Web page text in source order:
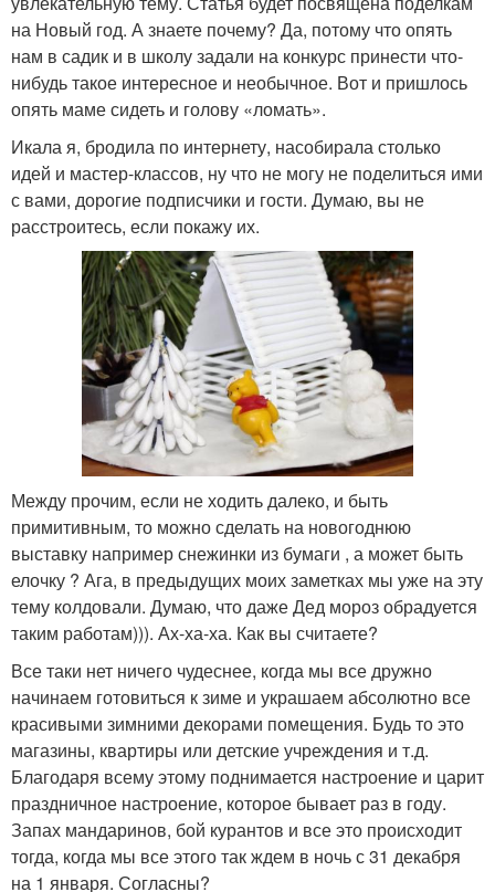
на Новый год. А знаете почему? Да, потому что опять
нам в садик и в школу задали на конкурс принести что-
нибудь такое интересное и необычное. Вот и пришлось
опять маме сидеть и голову «ломать».
Икала я, бродила по интернету, насобирала столько
идей и мастер-классов, ну что не могу не поделиться ими
с вами, дорогие подписчики и гости. Думаю, вы не
расстроитесь, если покажу их.
Между прочим, если не ходить далеко, и быть
примитивным, то можно сделать на новогоднюю
выставку например снежинки из бумаги , а может быть
елочку ? Ага, в предыдущих моих заметках мы уже на эту
тему колдовали. Думаю, что даже Дед мороз обрадуется
таким работам))). Ах-ха-ха. Как вы считаете?
Все таки нет ничего чудеснее, когда мы все дружно
начинаем готовиться к зиме и украшаем абсолютно все
красивыми зимними декорами помещения. Будь то это
магазины, квартиры или детские учреждения и т.д.
Благодаря всему этому поднимается настроение и царит
праздничное настроение, которое бывает раз в году.
Запах мандаринов, бой курантов и все это происходит
тогда, когда мы все этого так ждем в ночь с 31 декабря
на 1 января. Согласны?